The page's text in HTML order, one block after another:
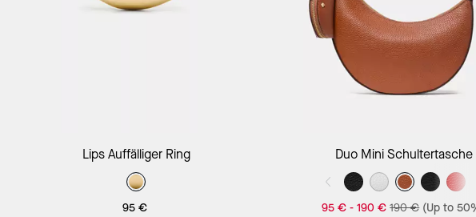
Lips Auffälliger Ring
95 €
Duo Mini Schultertasche
95 € -190 € 190 € (Up to